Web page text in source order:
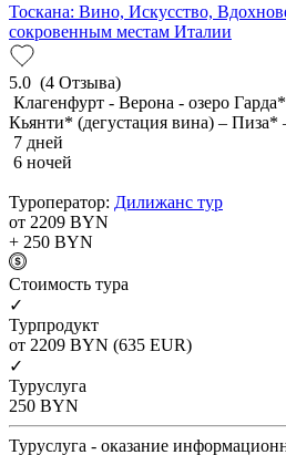
Тоскана: Вино, Искусство,
сокровенным местам Италии
5.0 (4 Отзыва)
Клагенфурт - Верона - озеро
Кьянти* (дегустация вина) – Пиза*
7 дней
6 ночей
Туроператор: Дилижанс тур
от 2209 BYN
+ 250 BYN
Cтоимость тура
✓
Турпродукт
от 2209 BYN (635 EUR)
✓
Туруслуга
250 BYN
Туруслуга - оказание